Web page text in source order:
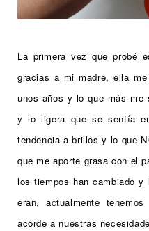
La primera vez que probé
gracias a mi madre, ella
unos años y lo que más me
y lo ligera que se sentía
tendencia a brillos y lo que
que me aporte grasa con el
los tiempos han cambiado
eran, actualmente
acorde a nuestras